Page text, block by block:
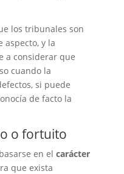
los tribunales son
aspecto, y la
a considerar que
cuando la
si puede
de facto la
o fortuito
en el carácter
que exista